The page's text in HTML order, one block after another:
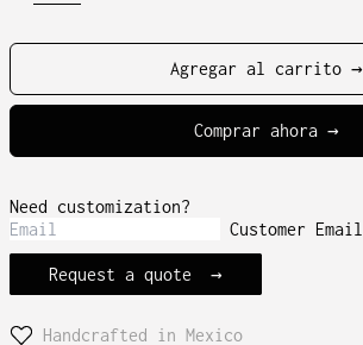
Agregar al carrito →
Comprar ahora
Need customization?
Customer Email
Request a quote
Handcrafted in Mexico